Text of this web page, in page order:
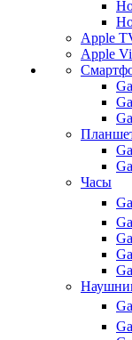
Apple
Apple
Часы